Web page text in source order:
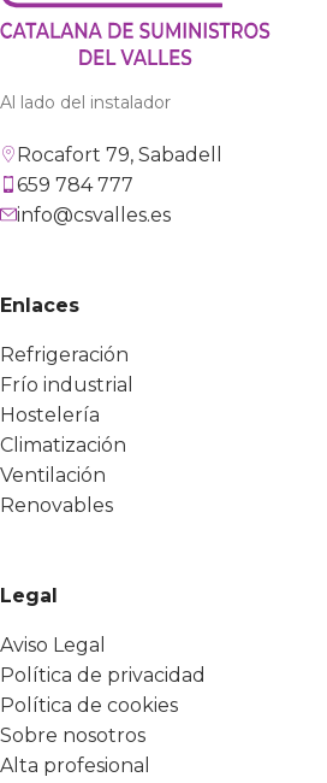
Al lado del instalador
Rocafort 79, Sabadell
659 784 777
info@csvalles.es
Enlaces
Refrigeración
Frío industrial
Hostelería
Climatización
Ventilación
Renovables
Legal
Aviso Legal
Política de privacidad
Política de cookies
Sobre nosotros
Alta profesional